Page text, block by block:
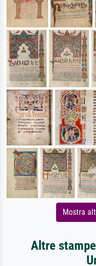
Mostra
Altre